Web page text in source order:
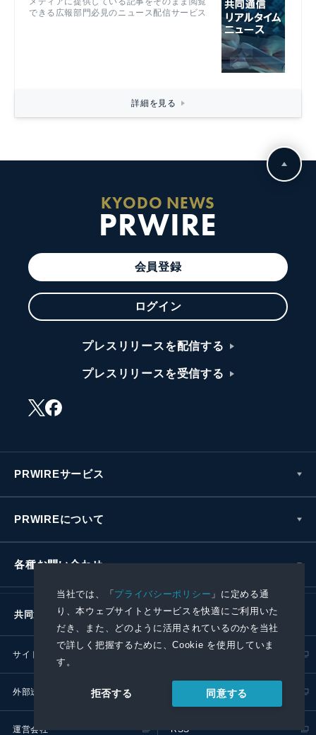
当社では、「プライバシーポリシー 」に定める通
り、本ウェブサイトとサービスを快適にご利用いた
だき、また、どのように活用されているのかを当社
で詳しく把握するために、Cookie を使用していま
す。
拒否する 同意する
できる広報部門必見のニュース配信サービス
詳細を見る
KYODO NEWS
PRWIRE
会員登録
ログイン
プレスリリースを配信する
プレスリリースを受信する
PRWIREサービス
PRWIREについて
各種お問い合わせ
共同通信社グループ
サイトポリシー
外部送信ポリシー プレスリリース取扱基準
運営会社 RSS